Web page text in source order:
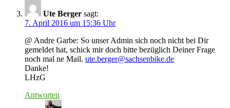
Ute Berger sagt:
7. April 2016 um 15:36 Uhr
@ Andre Garbe: So unser Admin sich noch nicht bei Dir
gemeldet hat, schick mir doch bitte bezüglich Deiner Frage
noch mal ne Mail. ute.berger@sachsenbike.de
Danke!
LHzG
Antworten